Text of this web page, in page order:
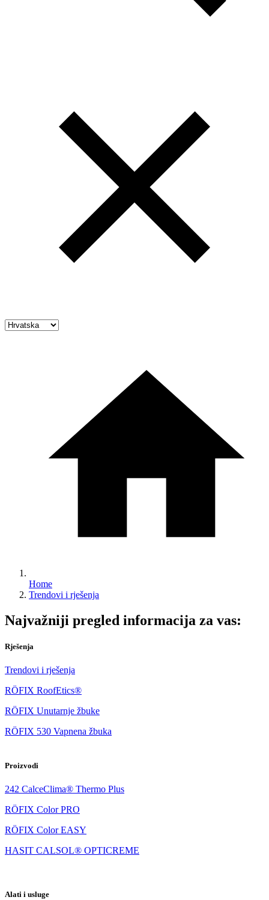
Home
Trendovi i rješenja
Najvažniji pregled informacija za vas:
Rješenja
Trendovi i rješenja
RÖFIX RoofEtics®
RÖFIX Unutarnje žbuke
RÖFIX 530 Vapnena žbuka
Proizvodi
242 CalceClima® Thermo Plus
RÖFIX Color PRO
RÖFIX Color EASY
HASIT CALSOL® OPTICREME
Alati i usluge